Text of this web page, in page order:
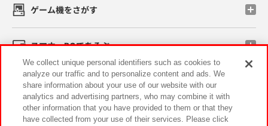
ゲーム機をさがす
スマホ・PCであそぶ
イベント・キャンペーン
We collect unique personal identifiers such as cookies to
analyze our traffic and to personalize content and ads. We
share information about your use of our website with our
analytics and advertising partners, who may combine it with
other information that you have provided to them or that they
have collected from your use of their services. Please click